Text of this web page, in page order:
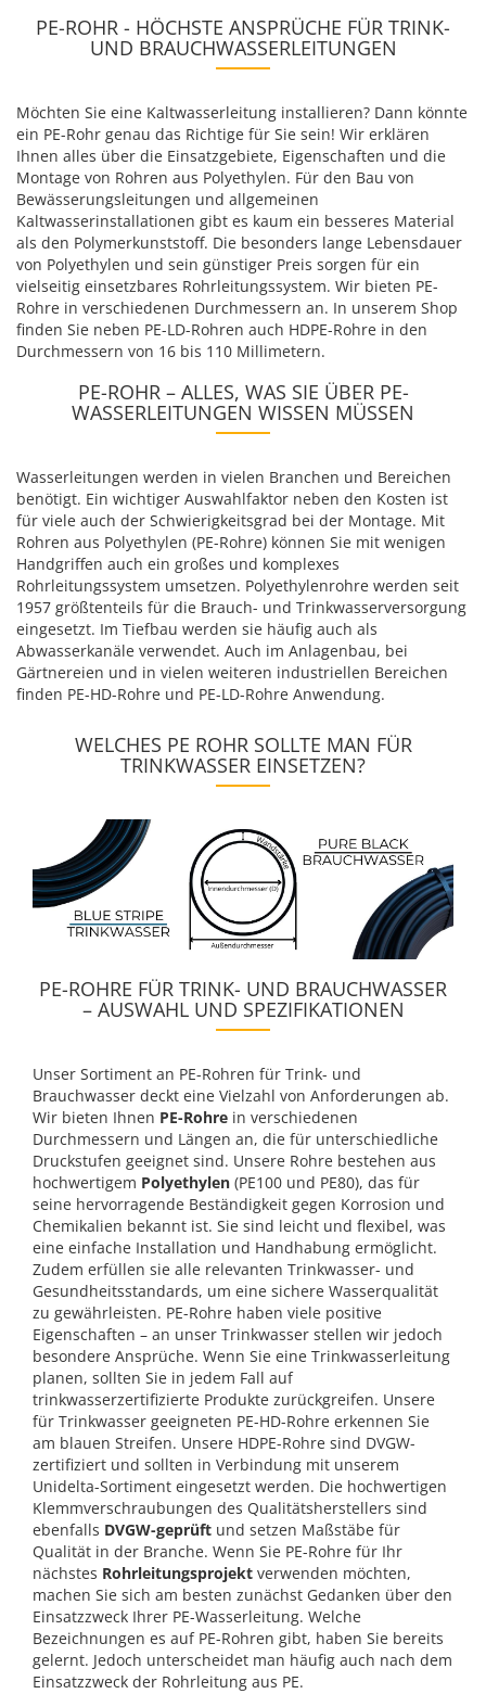
PE-ROHR - HÖCHSTE ANSPRÜCHE FÜR TRINK-
UND BRAUCHWASSERLEITUNGEN
Möchten Sie eine Kaltwasserleitung installieren? Dann könnte
ein PE-Rohr genau das Richtige für Sie sein! Wir erklären
Ihnen alles über die Einsatzgebiete, Eigenschaften und die
Montage von Rohren aus Polyethylen. Für den Bau von
Bewässerungsleitungen und allgemeinen
Kaltwasserinstallationen gibt es kaum ein besseres Material
als den Polymerkunststoff. Die besonders lange Lebensdauer
von Polyethylen und sein günstiger Preis sorgen für ein
vielseitig einsetzbares Rohrleitungssystem. Wir bieten PE-
Rohre in verschiedenen Durchmessern an. In unserem Shop
finden Sie neben PE-LD-Rohren auch HDPE-Rohre in den
Durchmessern von 16 bis 110 Millimetern.
PE-ROHR – ALLES, WAS SIE ÜBER PE-
WASSERLEITUNGEN WISSEN MÜSSEN
Wasserleitungen werden in vielen Branchen und Bereichen
benötigt. Ein wichtiger Auswahlfaktor neben den Kosten ist
für viele auch der Schwierigkeitsgrad bei der Montage. Mit
Rohren aus Polyethylen (PE-Rohre) können Sie mit wenigen
Handgriffen auch ein großes und komplexes
Rohrleitungssystem umsetzen. Polyethylenrohre werden seit
1957 größtenteils für die Brauch- und Trinkwasserversorgung
eingesetzt. Im Tiefbau werden sie häufig auch als
Abwasserkanäle verwendet. Auch im Anlagenbau, bei
Gärtnereien und in vielen weiteren industriellen Bereichen
finden PE-HD-Rohre und PE-LD-Rohre Anwendung.
WELCHES PE ROHR SOLLTE MAN FÜR
TRINKWASSER EINSETZEN?
PE-ROHRE FÜR TRINK- UND BRAUCHWASSER
– AUSWAHL UND SPEZIFIKATIONEN
Unser Sortiment an PE-Rohren für Trink- und
Brauchwasser deckt eine Vielzahl von Anforderungen ab.
Wir bieten Ihnen PE-Rohre in verschiedenen
Durchmessern und Längen an, die für unterschiedliche
Druckstufen geeignet sind. Unsere Rohre bestehen aus
hochwertigem Polyethylen (PE100 und PE80), das für
seine hervorragende Beständigkeit gegen Korrosion und
Chemikalien bekannt ist. Sie sind leicht und flexibel, was
eine einfache Installation und Handhabung ermöglicht.
Zudem erfüllen sie alle relevanten Trinkwasser- und
Gesundheitsstandards, um eine sichere Wasserqualität
zu gewährleisten. PE-Rohre haben viele positive
Eigenschaften – an unser Trinkwasser stellen wir jedoch
besondere Ansprüche. Wenn Sie eine Trinkwasserleitung
planen, sollten Sie in jedem Fall auf
trinkwasserzertifizierte Produkte zurückgreifen. Unsere
für Trinkwasser geeigneten PE-HD-Rohre erkennen Sie
am blauen Streifen. Unsere HDPE-Rohre sind DVGW-
zertifiziert und sollten in Verbindung mit unserem
Unidelta-Sortiment eingesetzt werden. Die hochwertigen
Klemmverschraubungen des Qualitätsherstellers sind
ebenfalls DVGW-geprüft und setzen Maßstäbe für
Qualität in der Branche. Wenn Sie PE-Rohre für Ihr
nächstes Rohrleitungsprojekt verwenden möchten,
machen Sie sich am besten zunächst Gedanken über den
Einsatzzweck Ihrer PE-Wasserleitung. Welche
Bezeichnungen es auf PE-Rohren gibt, haben Sie bereits
gelernt. Jedoch unterscheidet man häufig auch nach dem
Einsatzzweck der Rohrleitung aus PE.